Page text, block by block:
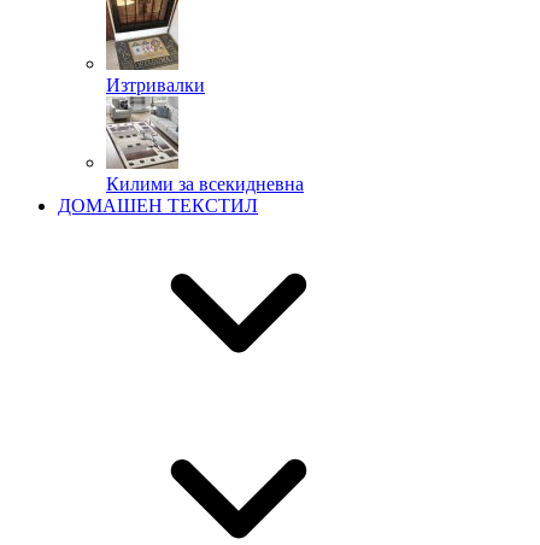
Изтривалки
Килими за всекидневна
ДОМАШЕН ТЕКСТИЛ